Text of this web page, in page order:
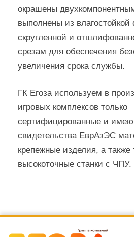
окрашены
выполнены из
скругленной и
срезам для обеспечения
увеличения срока службы.
ГК Егоза используем в
игровых комплексов только
сертифицированные и
свидетельства ЕврАзЭС
крепежные изделия, а также
высокоточные станки с ЧПУ.